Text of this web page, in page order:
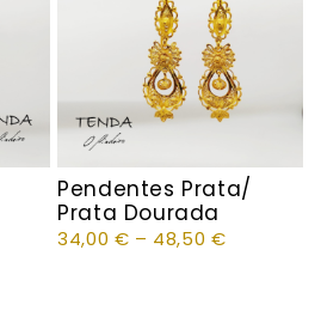
Pendentes Prata/
Prata Dourada
34,00 € – 48,50 €